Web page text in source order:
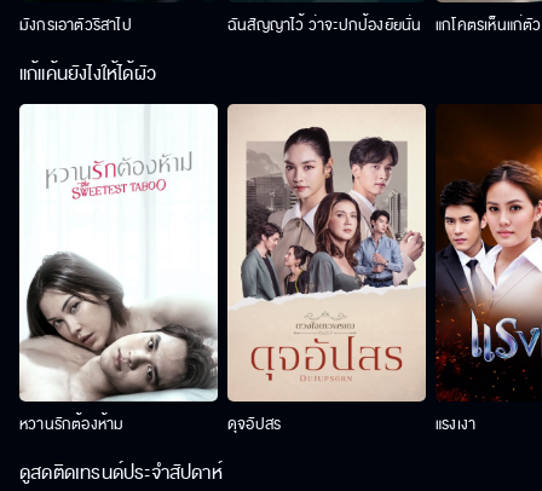
มังกรเอาตัวริสาไป ฉันสัญญาไว้ ว่าจะปกป้องยัยนั่น แกโคตรเห็นแก่ตั
แก้แค้นยังไงให้ได้ผัว
หวานรักต้องห้าม ดุจอัปสร แรงเงา
ดูสดติดเทรนด์ประจำสัปดาห์